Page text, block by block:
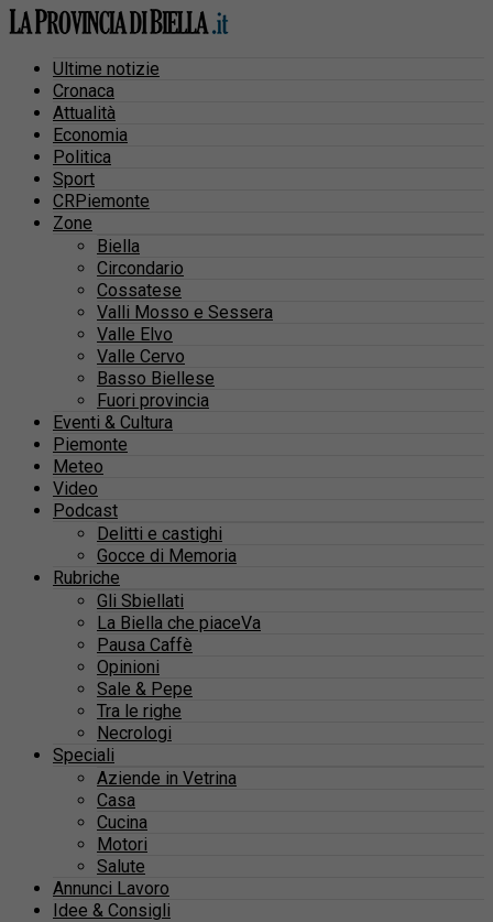
Ultime notizie
Cronaca
Attualità
Economia
Politica
Sport
CRPiemonte
Zone
Biella
Circondario
Cossatese
Valli Mosso e Sessera
Valle Elvo
Valle Cervo
Basso Biellese
Fuori provincia
Eventi & Cultura
Piemonte
Meteo
Video
Podcast
Delitti e castighi
Gocce di Memoria
Rubriche
Gli Sbiellati
La Biella che piaceVa
Pausa Caffè
Opinioni
Sale & Pepe
Tra le righe
Necrologi
Speciali
Aziende in Vetrina
Casa
Cucina
Motori
Salute
Annunci Lavoro
Idee & Consigli